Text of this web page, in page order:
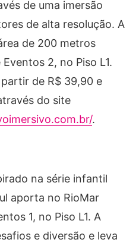
de uma imersão
de alta resolução. A
de 200 metros
2, no Piso L1.
de R$ 39,90 e
do site
.
na série infantil
aporta no RioMar
1, no Piso L1. A
e diversão e leva